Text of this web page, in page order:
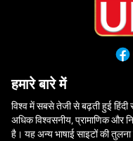
हमारे बारे में
विश्व में सबसे तेजी से बढ़ती हुई हिंदी
अधिक विश्वसनीय, प्रामाणिक और
है। यह अन्य भाषाई साइटों की